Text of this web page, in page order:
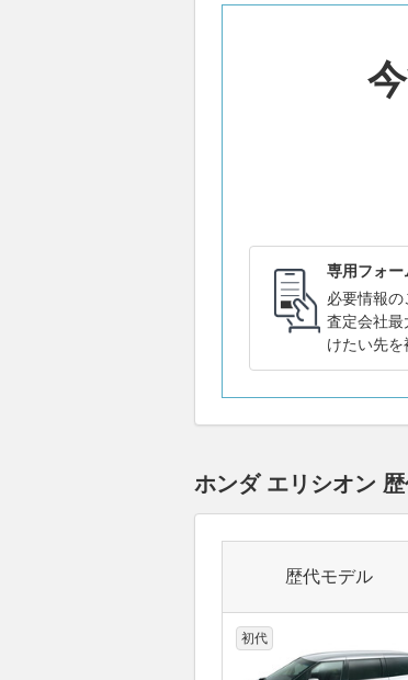
専用フォー
必要情報
査定会社最
けたい先を
ホンダ エリシオン
歴代モデル
初代